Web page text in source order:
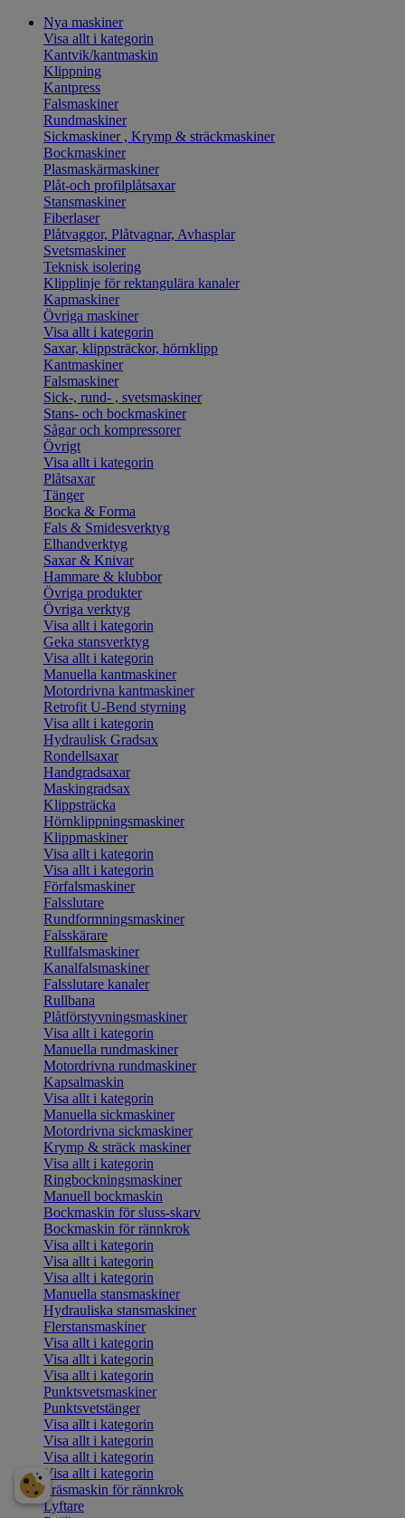
Nya maskiner
Visa allt i kategorin
Kantvik/kantmaskin
Klippning
Kantpress
Falsmaskiner
Rundmaskiner
Sickmaskiner , Krymp & sträckmaskiner
Bockmaskiner
Plasmaskärmaskiner
Plåt-och profilplåtsaxar
Stansmaskiner
Fiberlaser
Plåtvaggor, Plåtvagnar, Avhasplar
Svetsmaskiner
Teknisk isolering
Klipplinje för rektangulära kanaler
Kapmaskiner
Övriga maskiner
Visa allt i kategorin
Saxar, klippsträckor, hörnklipp
Kantmaskiner
Falsmaskiner
Sick-, rund- , svetsmaskiner
Stans- och bockmaskiner
Sågar och kompressorer
Övrigt
Visa allt i kategorin
Plåtsaxar
Tänger
Bocka & Forma
Fals & Smidesverktyg
Elhandverktyg
Saxar & Knivar
Hammare & klubbor
Övriga produkter
Övriga verktyg
Visa allt i kategorin
Geka stansverktyg
Visa allt i kategorin
Manuella kantmaskiner
Motordrivna kantmaskiner
Retrofit U-Bend styrning
Visa allt i kategorin
Hydraulisk Gradsax
Rondellsaxar
Handgradsaxar
Maskingradsax
Klippsträcka
Hörnklippningsmaskiner
Klippmaskiner
Visa allt i kategorin
Visa allt i kategorin
Förfalsmaskiner
Falsslutare
Rundformningsmaskiner
Falsskärare
Rullfalsmaskiner
Kanalfalsmaskiner
Falsslutare kanaler
Rullbana
Plåtförstyvningsmaskiner
Visa allt i kategorin
Manuella rundmaskiner
Motordrivna rundmaskiner
Kapsalmaskin
Visa allt i kategorin
Manuella sickmaskiner
Motordrivna sickmaskiner
Krymp & sträck maskiner
Visa allt i kategorin
Ringbockningsmaskiner
Manuell bockmaskin
Bockmaskin för sluss-skarv
Bockmaskin för rännkrok
Visa allt i kategorin
Visa allt i kategorin
Visa allt i kategorin
Manuella stansmaskiner
Hydrauliska stansmaskiner
Flerstansmaskiner
Visa allt i kategorin
Visa allt i kategorin
Visa allt i kategorin
Punktsvetsmaskiner
Punktsvetstänger
Visa allt i kategorin
Visa allt i kategorin
Visa allt i kategorin
Visa allt i kategorin
Fräsmaskin för rännkrok
Lyftare